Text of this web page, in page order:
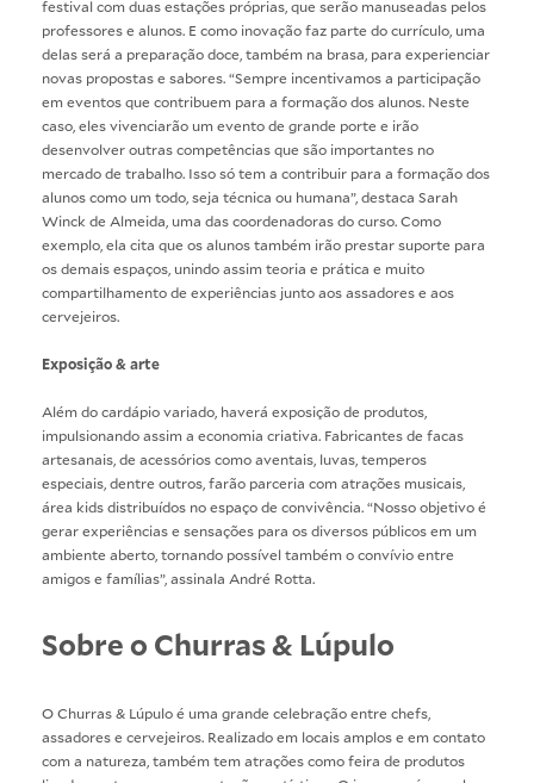
festival com duas estações próprias, que serão manuseadas pelos
professores e alunos. E como inovação faz parte do currículo, uma
delas será a preparação doce, também na brasa, para experienciar
novas propostas e sabores. “Sempre incentivamos a participação
em eventos que contribuem para a formação dos alunos. Neste
caso, eles vivenciarão um evento de grande porte e irão
desenvolver outras competências que são importantes no
mercado de trabalho. Isso só tem a contribuir para a formação dos
alunos como um todo, seja técnica ou humana”, destaca Sarah
Winck de Almeida, uma das coordenadoras do curso. Como
exemplo, ela cita que os alunos também irão prestar suporte para
os demais espaços, unindo assim teoria e prática e muito
compartilhamento de experiências junto aos assadores e aos
cervejeiros.
Exposição & arte
Além do cardápio variado, haverá exposição de produtos,
impulsionando assim a economia criativa. Fabricantes de facas
artesanais, de acessórios como aventais, luvas, temperos
especiais, dentre outros, farão parceria com atrações musicais,
área kids distribuídos no espaço de convivência. “Nosso objetivo é
gerar experiências e sensações para os diversos públicos em um
ambiente aberto, tornando possível também o convívio entre
amigos e famílias”, assinala André Rotta.
Sobre o Churras & Lúpulo
O Churras & Lúpulo é uma grande celebração entre chefs,
assadores e cervejeiros. Realizado em locais amplos e em contato
com a natureza, também tem atrações como feira de produtos